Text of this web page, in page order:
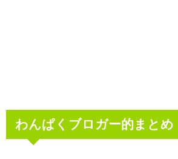
わんぱくブロガー的まとめ